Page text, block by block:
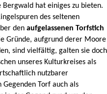
hat einiges zu bieten.
des seltenen
den aufgelassenen Torfstich
Gründe, aufgrund derer Moore
sind vielfältig, galten sie doch
unseres Kulturkreises als
nutzbarer
Gegenden Torf auch als